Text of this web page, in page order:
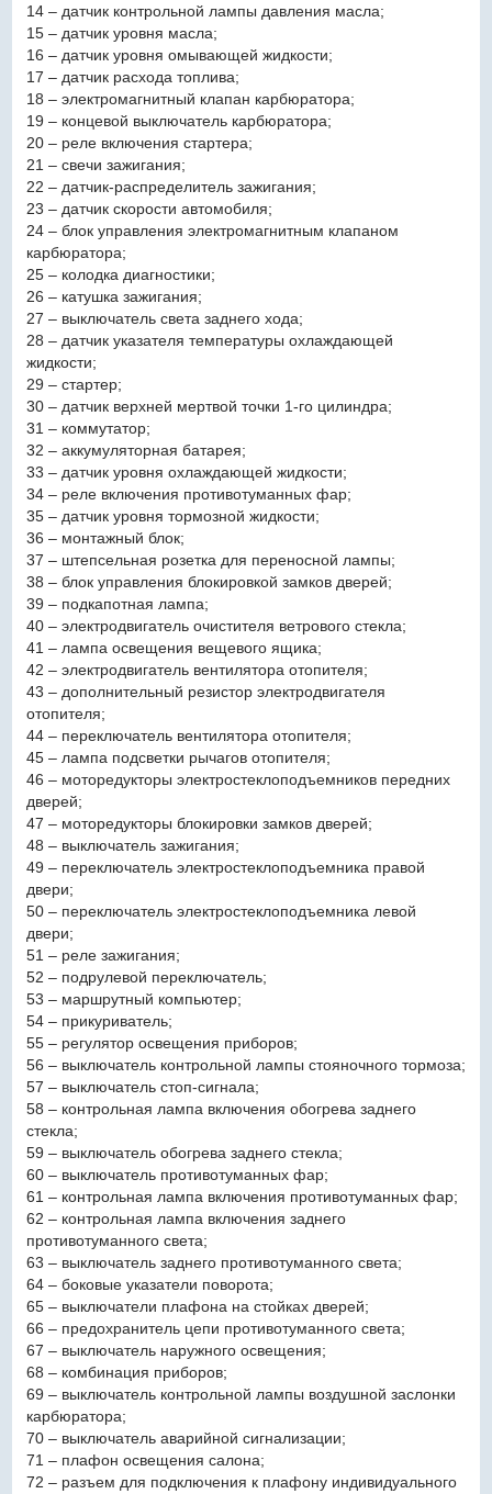
14 – датчик контрольной лампы давления масла;
15 – датчик уровня масла;
16 – датчик уровня омывающей жидкости;
17 – датчик расхода топлива;
18 – электромагнитный клапан карбюратора;
19 – концевой выключатель карбюратора;
20 – реле включения стартера;
21 – свечи зажигания;
22 – датчик-распределитель зажигания;
23 – датчик скорости автомобиля;
24 – блок управления электромагнитным клапаном
карбюратора;
25 – колодка диагностики;
26 – катушка зажигания;
27 – выключатель света заднего хода;
28 – датчик указателя температуры охлаждающей
жидкости;
29 – стартер;
30 – датчик верхней мертвой точки 1-го цилиндра;
31 – коммутатор;
32 – аккумуляторная батарея;
33 – датчик уровня охлаждающей жидкости;
34 – реле включения противотуманных фар;
35 – датчик уровня тормозной жидкости;
36 – монтажный блок;
37 – штепсельная розетка для переносной лампы;
38 – блок управления блокировкой замков дверей;
39 – подкапотная лампа;
40 – электродвигатель очистителя ветрового стекла;
41 – лампа освещения вещевого ящика;
42 – электродвигатель вентилятора отопителя;
43 – дополнительный резистор электродвигателя
отопителя;
44 – переключатель вентилятора отопителя;
45 – лампа подсветки рычагов отопителя;
46 – моторедукторы электростеклоподъемников передних
дверей;
47 – моторедукторы блокировки замков дверей;
48 – выключатель зажигания;
49 – переключатель электростеклоподъемника правой
двери;
50 – переключатель электростеклоподъемника левой
двери;
51 – реле зажигания;
52 – подрулевой переключатель;
53 – маршрутный компьютер;
54 – прикуриватель;
55 – регулятор освещения приборов;
56 – выключатель контрольной лампы стояночного тормоза;
57 – выключатель стоп-сигнала;
58 – контрольная лампа включения обогрева заднего
стекла;
59 – выключатель обогрева заднего стекла;
60 – выключатель противотуманных фар;
61 – контрольная лампа включения противотуманных фар;
62 – контрольная лампа включения заднего
противотуманного света;
63 – выключатель заднего противотуманного света;
64 – боковые указатели поворота;
65 – выключатели плафона на стойках дверей;
66 – предохранитель цепи противотуманного света;
67 – выключатель наружного освещения;
68 – комбинация приборов;
69 – выключатель контрольной лампы воздушной заслонки
карбюратора;
70 – выключатель аварийной сигнализации;
71 – плафон освещения салона;
72 – разъем для подключения к плафону индивидуального